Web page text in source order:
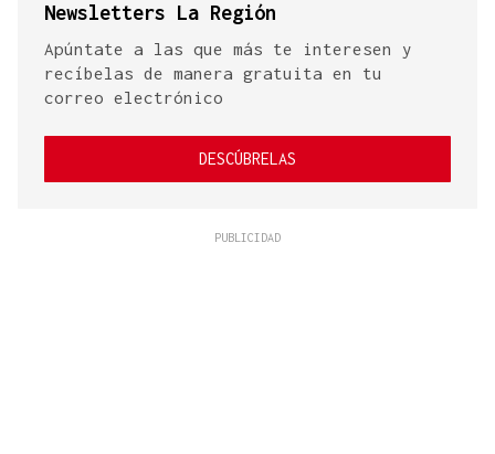
Newsletters La Región
Apúntate a las que más te interesen y
recíbelas de manera gratuita en tu
correo electrónico
DESCÚBRELAS